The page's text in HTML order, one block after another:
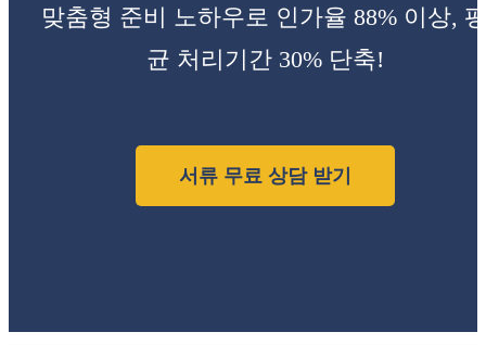
맞춤형 준비 노하우로 인가율 88% 이상,
균 처리기간 30% 단축!
서류 무료 상담 받기